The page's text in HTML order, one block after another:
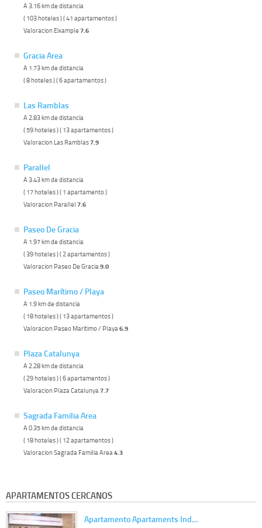
A 3.16 km de distancia
( 103 hoteles ) ( 41 apartamentos )
Valoracion Eixample 7.6
Gracia Area
A 1.73 km de distancia
( 8 hoteles ) ( 6 apartamentos )
Las Ramblas
A 2.83 km de distancia
( 59 hoteles ) ( 13 apartamentos )
Valoracion Las Ramblas7.9
Parallel
A 3.43 km de distancia
( 17 hoteles ) ( 1 apartamento )
Valoracion Parallel 7.6
Paseo De Gracia
A 1.97 km de distancia
( 39 hoteles ) ( 2 apartamentos )
Valoracion Paseo De Gracia 9.0
Paseo Marítimo / Playa
A 1.9 km de distancia
( 18 hoteles ) ( 13 apartamentos )
Valoracion Paseo Marítimo / Playa 6.9
Plaza Catalunya
A 2.28 km de distancia
( 29 hoteles ) ( 6 apartamentos )
Valoracion Plaza Catalunya 7.7
Sagrada Familia Area
A 0.35 km de distancia
( 18 hoteles ) ( 12 apartamentos )
Valoracion Sagrada Familia Area 4.3
APARTAMENTOS CERCANOS
Apartamento Apartaments Ind…